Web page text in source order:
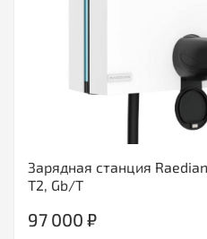
Зарядная станция
T2, Gb/T
97 000 ₽